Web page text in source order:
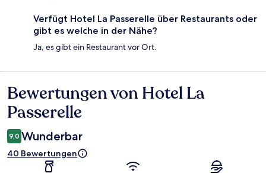
Verfügt Hotel La Passerelle über Restaurants oder
gibt es welche in der Nähe?
Ja, es gibt ein Restaurant vor Ort.
Bewertungen
Bewertungen von Hotel La
Passerelle
9,0 Wunderbar
40 Bewertungen